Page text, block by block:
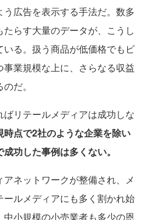
広告を表示する手法だ。数多
らす大量のデータが、こうし
る。扱う商品が低価格でもビ
業規模な上に、さらなる収益
だ。
リテールメディアは成功しな
時点で2社のような企業を除い
功した事例は多くない。
ネットワークが整備され、メ
ルメディアにも多く割かれ始
小規模の小売業者も多少の恩